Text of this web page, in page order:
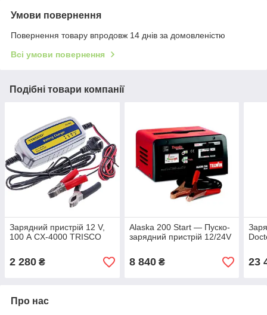
Умови повернення
Повернення товару впродовж 14 днів за домовленістю
Всі умови повернення
Подібні товари компанії
Зарядний пристрій 12 V,
100 А CX-4000 TRISCO
2 280 ₴
Alaska 200 Start — Пуско-
зарядний пристрій 12/24V
8 840₴ 23
Про нас